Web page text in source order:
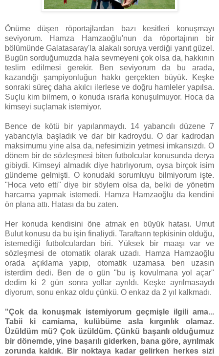
Önüme düşen röportajlardan bazı kesitleri konuşmayı
seviyorum. Hamza Hamzaoğlu'nun da röportajının bir
bölümünde Galatasaray'la alakalı soruya verdiği yanıt güzel.
Bugün sorduğumuzda hala sevmeyeni çok olsa da, hakkının
teslim edilmesi gerekir. Ben seviyorum da bu arada,
kazandığı şampiyonluğun hakkı gerçekten büyük. Keşke
sonraki süreç daha akılcı ilerlese ve doğru hamleler yapılsa.
Suçlu kim bilmem, o konuda ısrarla konuşulmuyor. Hoca da
kimseyi suçlamak istemiyor.
Bence de kötü bir yapılanmaydı. 14 yabancılı düzene 7
yabancıyla başladık ve dar bir kadroydu. O dar kadrodan
maksimumu yine alsa da, nefesimizin yetmesi imkansızdı. O
dönem bir de sözleşmesi biten futbolcular konusunda derya
gibiydi. Kimseyi almadık diye hatırlıyorum, oysa birçok isim
gündeme gelmişti. O konudaki sorumluyu bilmiyorum işte.
"Hoca veto etti" diye bir söylem olsa da, belki de yönetim
harcama yapmak istemedi. Hamza Hamzaoğlu da kendini
ön plana attı. Hatası da bu zaten.
Her konuda kendisini öne atmak en büyük hatası. Umut
Bulut konusu da bu işin finaliydi. Taraftarın tepkisinin olduğu,
istemediği futbolculardan biri. Yüksek bir maaşı var ve
sözleşmesi de otomatik olarak uzadı. Hamza Hamzaoğlu
orada açıklama yapıp, otomatik uzamasa ben uzasın
isterdim dedi. Ben de o gün "bu iş kovulmana yol açar"
dedim ki 2 gün sonra yollar ayrıldı. Keşke ayrılmasaydı
diyorum, sonu enkaz oldu çünkü. O enkaz da 2 yıl kalkmadı.
"Çok da konuşmak istemiyorum geçmişle ilgili ama...
Tabii ki camiama, kulübüme asla kırgınlık olamaz.
Üzüldüm mü? Çok üzüldüm. Çünkü başarılı olduğumuz
bir dönemde, yine başarılı giderken, bana göre, ayrılmak
zorunda kaldık. Bir noktaya kadar gelirken herkes sizi